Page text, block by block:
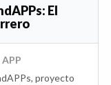
El
proyecto